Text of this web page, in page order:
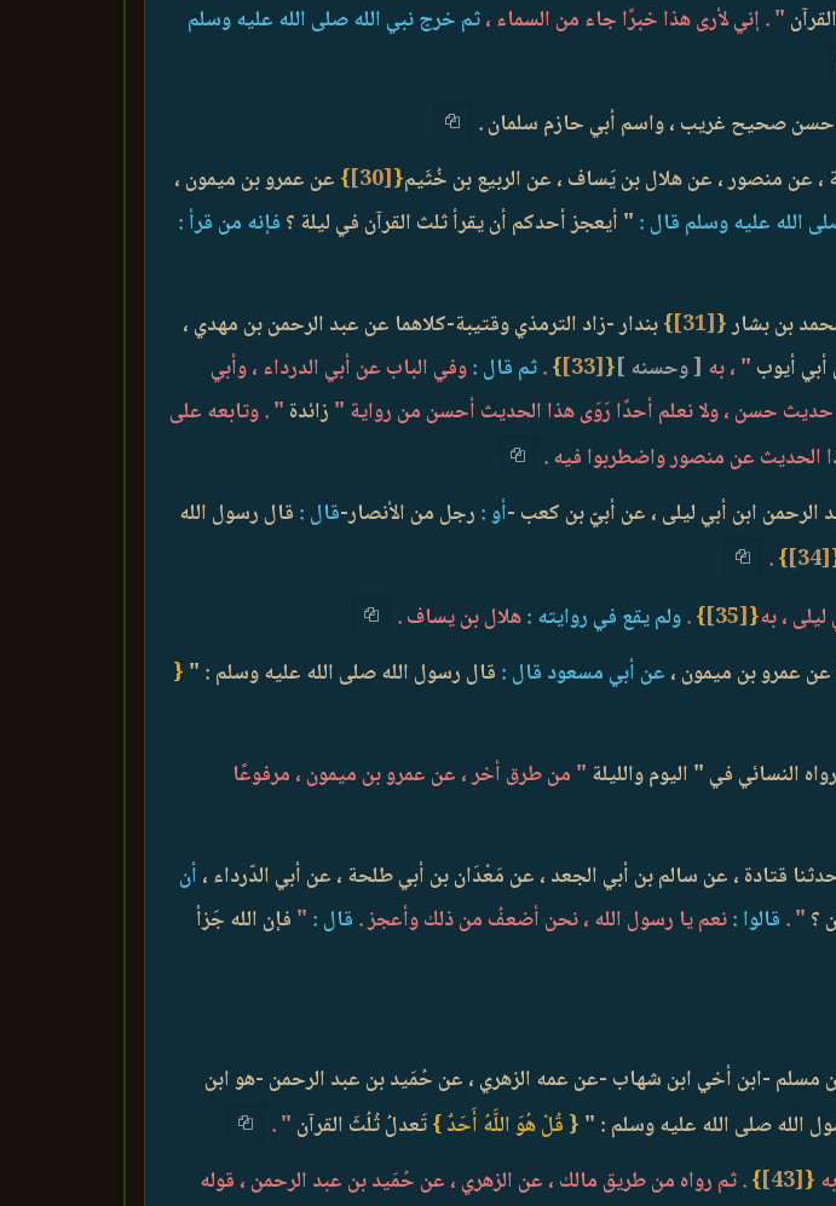
" . إني لأرى هذا خبرًا جاء من السماء ،ثم خرج نبي الله صلى الله عليه وسلم
حسن صحيح غريب ، واسم أبي حازم سلمان .
، عن منصور ، عن هلال بن يَساف ، عن الربيع بن خُثَيم{
[30]
} عن عمرو بن ميمون ،
الله عليه وسلم قال : " أيعجز أحدكم أن يقرأ ثلث القرآن في ليلة ؟ فإنه من قرأ :
بن بشار{
[31]
}بندار -زاد الترمذي وقتيبة-كلاهما عن عبد الرحمن بن مهدي ،
أيوب " ، به [ وحسنه ]{
[33]
}
.ثم قال :وفي الباب عن أبي الدرداء ، وأبي
حديث حسن ، ولا نعلم أحدًا رَوَى هذا الحديث أحسن من رواية " زائدة " . وتابعه على
الحديث عن منصور واضطربوا فيه .
ابن أبي ليلى ، عن أبيّ بن كعب -أو : رجل من الأنصار-قال : قال رسول الله
[34]
}
.
، به{
[35]
}
.ولم يقع في روايته :هلال بن يساف .
عن عمرو بن ميمون ، عن أبي مسعود قال : قال رسول الله صلى الله عليه وسلم : " {
النسائي في " اليوم والليلة " من طرق أخر ، عن عمرو بن ميمون ، مرفوعًا
قتادة ، عن سالم بن أبي الجعد ، عن مَعْدَان بن أبي طلحة ، عن أبي الدّرداء ، أن
؟ " . قالوا :نعم يا رسول الله ، نحن أضعفُ من ذلك وأعجز . قال : " فإن الله جَزأ
مسلم -ابن أخي ابن شهاب -عن عمه الزهري ، عن حُمَيد بن عبد الرحمن -هو ابن
الله صلى الله عليه وسلم : " { قُلْ هُوَ اللَّهُ أَحَدٌ }تَعدلُ ثُلُثَ القرآن " .
{
[43]
}. ثم رواه من طريق مالك ، عن الزهري ، عن حُمَيد بن عبد الرحمن ، قوله